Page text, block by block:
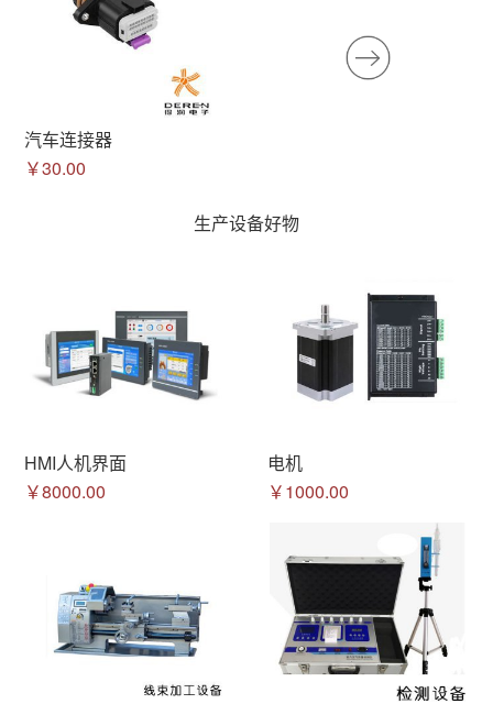
汽车连接器
￥30.00
生产设备好物
HMI人机界面
￥8000.00
电机
￥1000.00